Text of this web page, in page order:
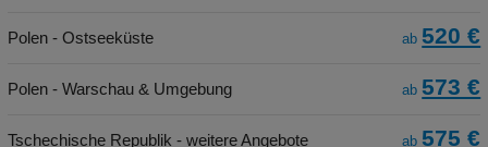
Polen - Ostseeküste ab 520 €
Polen - Warschau & Umgebung ab 573 €
Tschechische Republik - weitere Angebote ab 575 €